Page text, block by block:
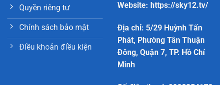
Quyền riêng tư
Chính sách bảo mật
Điều khoản điều kiện
Website: https://sky12.tv/
Địa chỉ: 5/29 Huỳnh Tấn
Phát, Phường Tân Thuận
Đông, Quận 7, TP. Hồ Chí
Minh